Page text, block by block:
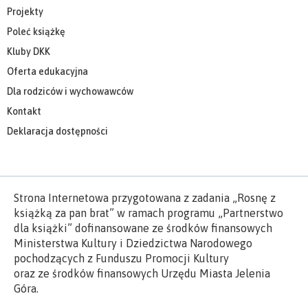
Projekty
Poleć książkę
Kluby DKK
Oferta edukacyjna
Dla rodziców i wychowawców
Kontakt
Deklaracja dostępności
Strona Internetowa przygotowana z zadania „Rosnę z
książką za pan brat” w ramach programu „Partnerstwo
dla książki” dofinansowane ze środków finansowych
Ministerstwa Kultury i Dziedzictwa Narodowego
pochodzących z Funduszu Promocji Kultury
oraz ze środków finansowych Urzędu Miasta Jelenia
Góra.